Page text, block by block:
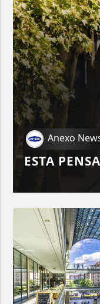
Anexo
ESTA